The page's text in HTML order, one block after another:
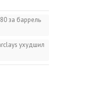
за баррель
ухудшил